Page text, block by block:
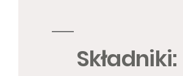
Składniki: